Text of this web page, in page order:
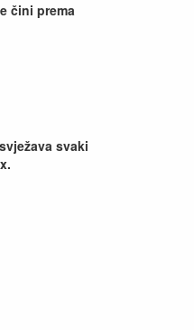
čini prema
svaki